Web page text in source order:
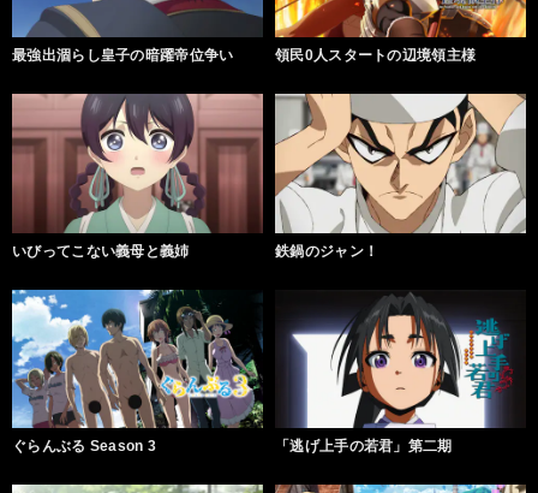
最強出涸らし皇子の暗躍帝位争い 領民0人スタートの辺境領主様
いびってこない義母と義姉 鉄鍋のジャン！
ぐらんぶる Season 3 「逃げ上手の若君」第二期